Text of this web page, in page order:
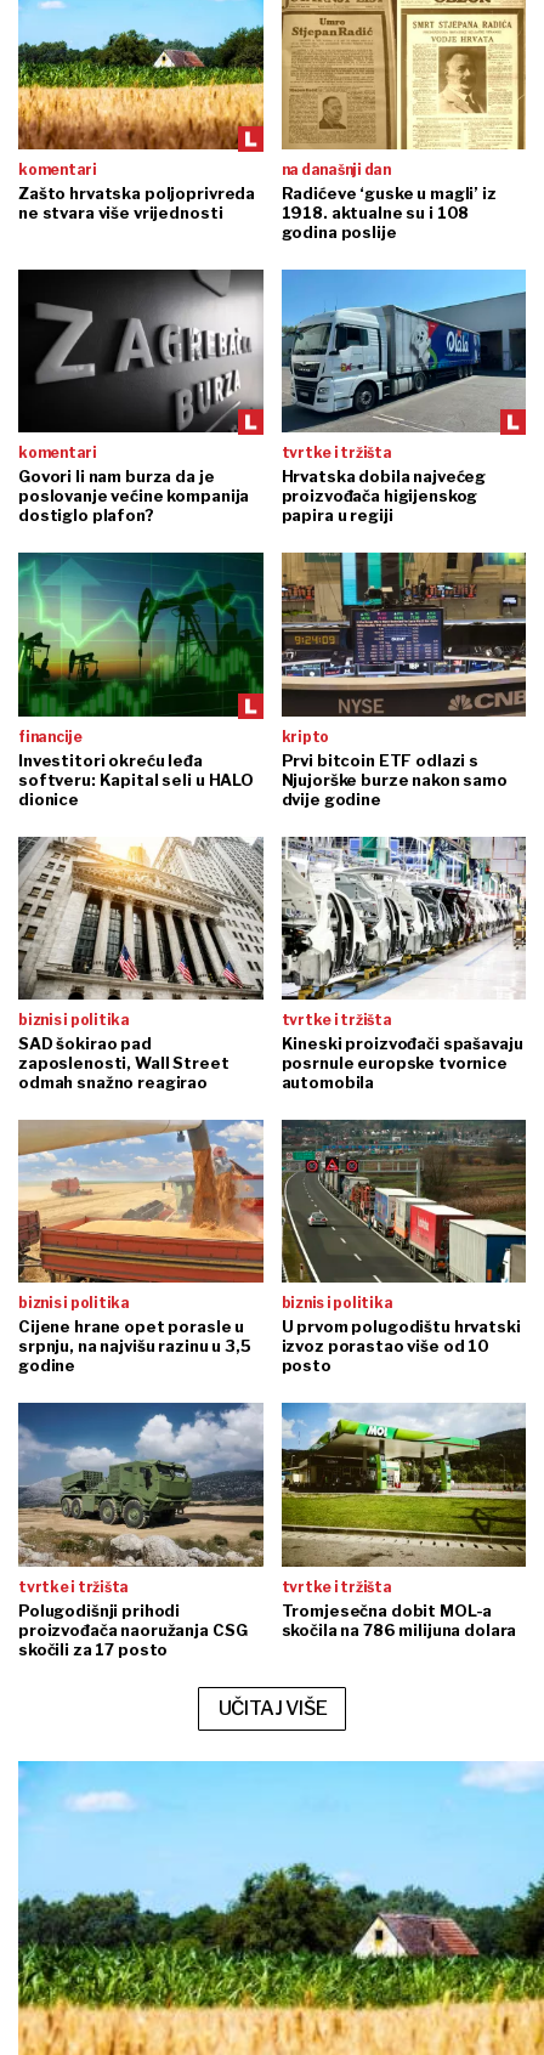
komentari
Zašto hrvatska poljoprivreda
ne stvara više vrijednosti
na današnji dan
Radićeve ‘guske u magli’ iz
1918. aktualne su i 108
godina poslije
komentari
Govori li nam burza da je
poslovanje većine kompanija
dostiglo plafon?
tvrtke i tržišta
Hrvatska dobila najvećeg
proizvođača higijenskog
papira u regiji
financije
Investitori okreću leđa
softveru: Kapital seli u HALO
dionice
kripto
Prvi bitcoin ETF odlazi s
Njujorške burze nakon samo
dvije godine
biznis i politika
SAD šokirao pad
zaposlenosti, Wall Street
odmah snažno reagirao
tvrtke i tržišta
Kineski proizvođači spašavaju
posrnule europske tvornice
automobila
biznis i politika
Cijene hrane opet porasle u
srpnju, na najvišu razinu u 3,5
godine
biznis i politika
U prvom polugodištu hrvatski
izvoz porastao više od 10
posto
tvrtke i tržišta
Polugodišnji prihodi
proizvođača naoružanja CSG
skočili za 17 posto
tvrtke i tržišta
Tromjesečna dobit MOL-a
skočila na 786 milijuna dolara
UČITAJ VIŠE